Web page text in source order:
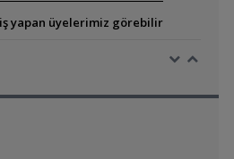
yapan üyelerimiz görebilir